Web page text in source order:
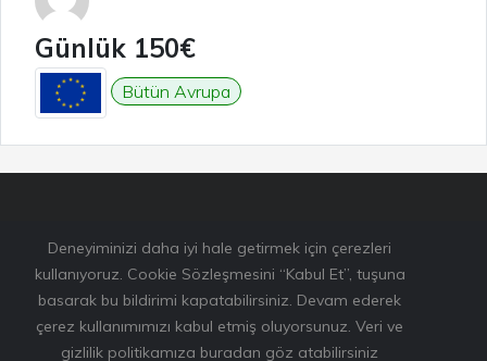
Deneyiminizi daha iyi hale getirmek için çerezleri
kullanıyoruz. Cookie Sözleşmesini “Kabul Et”, tuşuna
basarak bu bildirimi kapatabilirsiniz. Devam ederek
çerez kullanımımızı kabul etmiş oluyorsunuz. Veri ve
gizlilik politikamıza buradan göz atabilirsiniz
Günlük 150€
Bütün Avrupa